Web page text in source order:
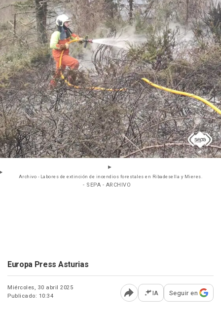
Archivo - Labores de extinción de incendios forestales en Ribadesella y Mieres.
- SEPA - ARCHIVO
Europa Press Asturias
Miércoles, 30 abril 2025
Publicado: 10:34
Abrir opciones para
IA Seguir en